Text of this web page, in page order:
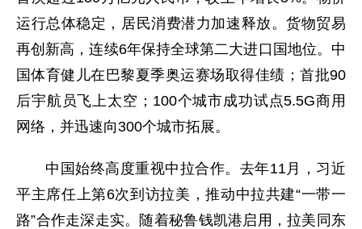
运行总体稳定，居民消费潜力加速释放。货物贸易
再创新高，连续6年保持全球第二大进口国地位。中
国体育健儿在巴黎夏季奥运赛场取得佳绩；首批90
后宇航员飞上太空；100个城市成功试点5.5G商用
网络，并迅速向300个城市拓展。
中国始终高度重视中拉合作。去年11月，习近
平主席任上第6次到访拉美，推动中拉共建“一带一
路”合作走深走实。随着秘鲁钱凯港启用，拉美同东